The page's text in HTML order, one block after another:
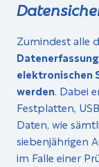
Zumindest alle
elektronischen
werden. Dabei
Festplatten,
Da­ten, wie
siebenjährigen
im Falle einer